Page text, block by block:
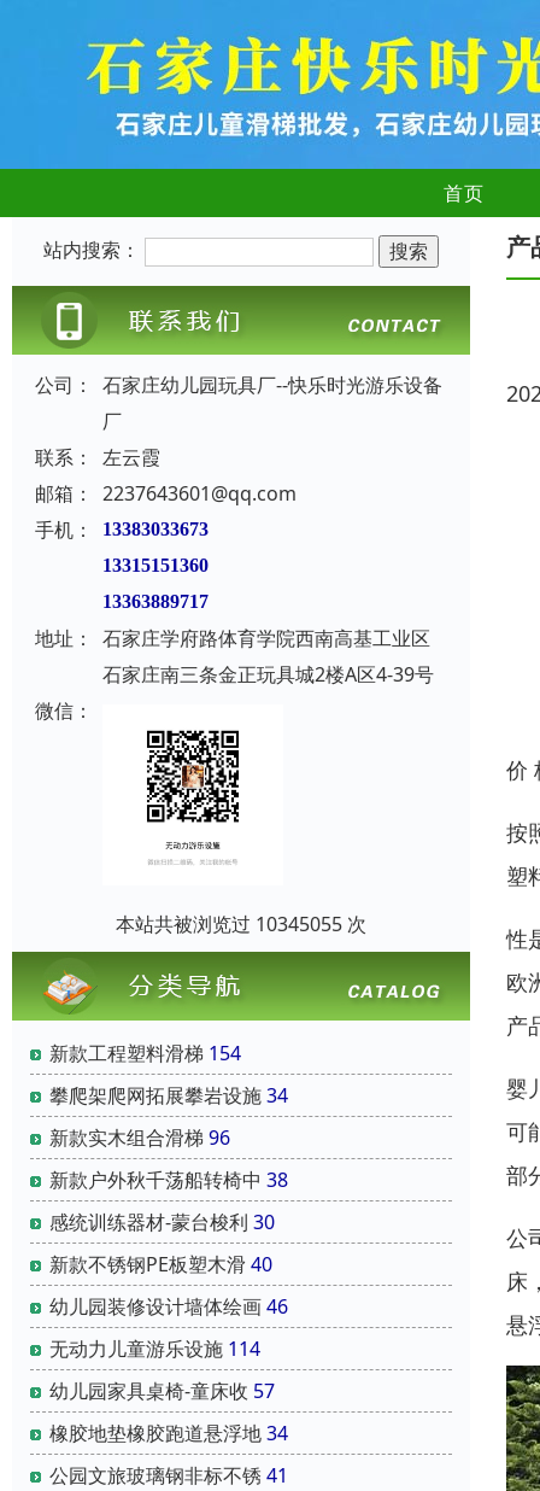
首页
站内搜索：
公司：
石家庄幼儿园玩具厂--快乐时光游乐设备
厂
联系：
左云霞
邮箱：
2237643601@qq.com
手机：
13383033673
13315151360
13363889717
地址：
石家庄学府路体育学院西南高基工业区
石家庄南三条金正玩具城2楼A区4-39号
微信：
本站共被浏览过 10345055 次
新款工程塑料滑梯 154
攀爬架爬网拓展攀岩设施34
新款实木组合滑梯 96
新款户外秋千荡船转椅中 38
感统训练器材-蒙台梭利 30
新款不锈钢PE板塑木滑40
幼儿园装修设计墙体绘画46
无动力儿童游乐设施 114
幼儿园家具桌椅-童床收 57
橡胶地垫橡胶跑道悬浮地34
公园文旅玻璃钢非标不锈 41
产
价
按
塑
性
欧
产
婴
可
部
公
床
悬